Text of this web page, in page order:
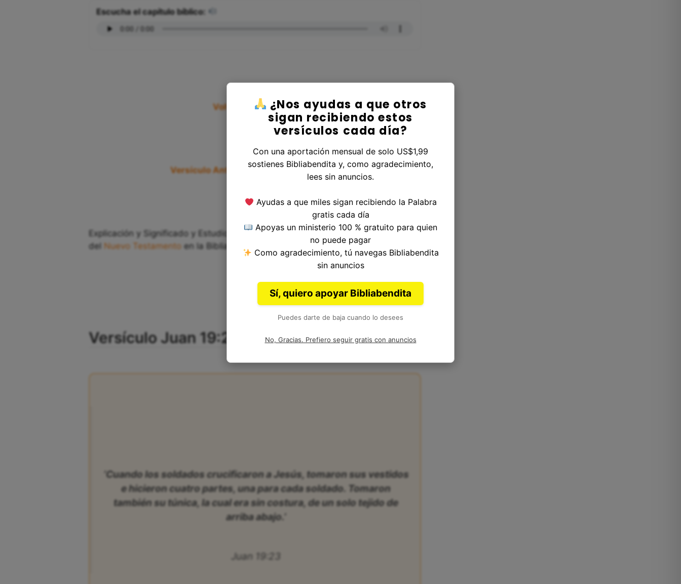
Escucha el capítulo bíblico:
Volver al Libro Juan
Versículo Anterior|Versículo Siguiente
Explicación y Significado y Estudio del Versículo 23, Capítulo 19, Libro de Juan
del Nuevo Testamentoen la Biblia. Autoría: Juan.
Versículo Juan 19:23 de la Biblia
‘Cuando los soldados crucificaron a Jesús, tomaron sus vestidos
e hicieron cuatro partes, una para cada soldado. Tomaron
también su túnica, la cual era sin costura, de un solo tejido de
arriba abajo.’
Juan 19:23
¿Nos ayudas a que otros
sigan recibiendo estos
versículos cada día?
Con una aportación mensual de solo US$1,99
sostienes Bibliabendita y, como agradecimiento,
lees sin anuncios.
Ayudas a que miles sigan recibiendo la Palabra
gratis cada día
Apoyas un ministerio 100 % gratuito para quien
no puede pagar
Como agradecimiento, tú navegas Bibliabendita
sin anuncios
Sí, quiero apoyar Bibliabendita
Puedes darte de baja cuando lo desees
No, Gracias. Prefiero seguir gratis con anuncios